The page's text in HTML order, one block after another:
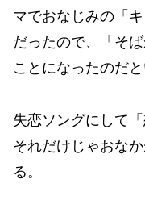
マでおなじみの「
だったので、「そ
ことになったのだと
失恋ソングにして
それだけじゃおな
る。